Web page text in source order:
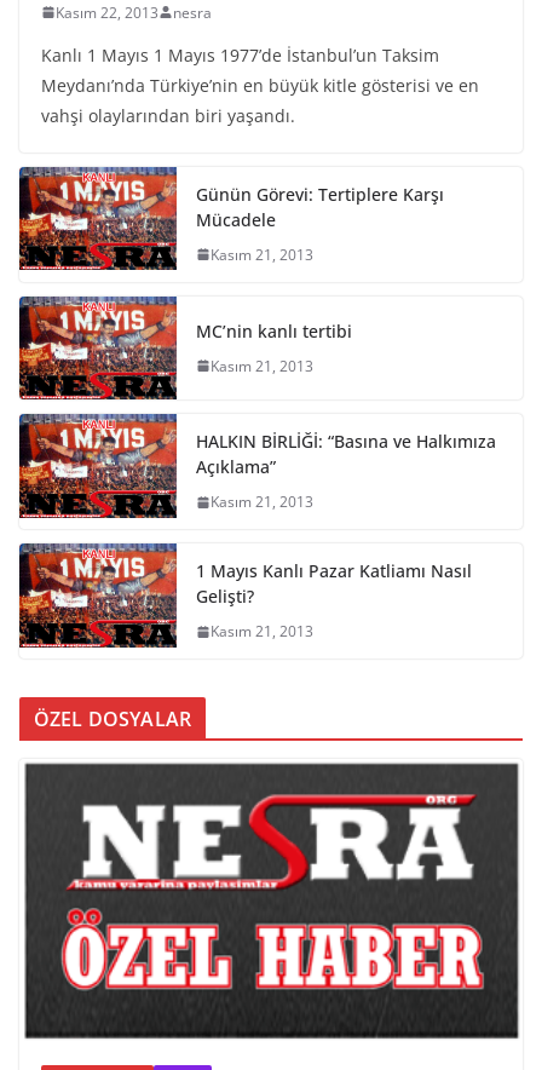
Kasım 22, 2013 nesra
Kanlı 1 Mayıs 1 Mayıs 1977’de İstanbul’un Taksim
Meydanı’nda Türkiye’nin en büyük kitle gösterisi ve en
vahşi olaylarından biri yaşandı.
Günün Görevi: Tertiplere Karşı
Mücadele
Kasım 21, 2013
MC’nin kanlı tertibi
Kasım 21, 2013
HALKIN BİRLİĞİ: “Basına ve Halkımıza
Açıklama”
Kasım 21, 2013
1 Mayıs Kanlı Pazar Katliamı Nasıl
Gelişti?
Kasım 21, 2013
ÖZEL DOSYALAR